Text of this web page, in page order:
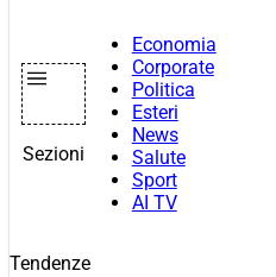
Sezioni
Economia
Corporate
Politica
Esteri
News
Salute
Sport
AI TV
Tendenze